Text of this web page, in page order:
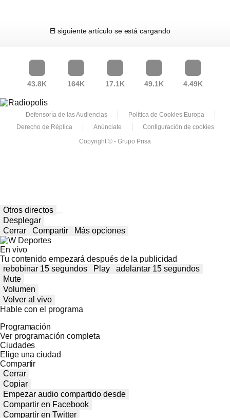
El siguiente artículo se está cargando
43.8K 164K 17.1K 49.1K 4.49K
Defensoría de las Audiencias
Política de Cookies Europa
Derecho de Réplica
Anúnciate
Configuración de cookies
Copyright © - Grupo Prisa
Otros directos
Desplegar
Cerrar
Compartir Más opciones
En vivo
Tu contenido empezará después de la publicidad
rebobinar 15 segundos
Play
adelantar 15 segundos
Mute
Volumen
Volver al vivo
Hable con el programa
Programación
Ver programación completa
Ciudades
Elige una ciudad
Compartir
Cerrar
Copiar
Empezar audio compartido desde
Compartir en Facebook
Compartir en Twitter